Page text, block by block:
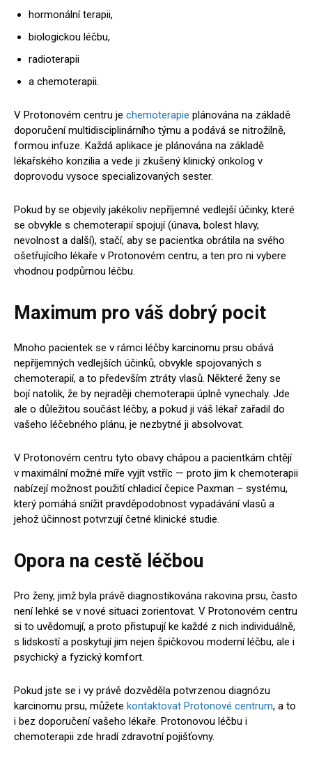
hormonální terapii,
biologickou léčbu,
radioterapii
a chemoterapii.
V Protonovém centru je chemoterapie plánována na základě
doporučení multidisciplinárního týmu a podává se nitrožilně,
formou infuze. Každá aplikace je plánována na základě
lékařského konzilia a vede ji zkušený klinický onkolog v
doprovodu vysoce specializovaných sester.
Pokud by se objevily jakékoliv nepříjemné vedlejší účinky, které
se obvykle s chemoterapií spojují (únava, bolest hlavy,
nevolnost a další), stačí, aby se pacientka obrátila na svého
ošetřujícího lékaře v Protonovém centru, a ten pro ni vybere
vhodnou podpůrnou léčbu.
Maximum pro váš dobrý pocit
Mnoho pacientek se v rámci léčby karcinomu prsu obává
nepříjemných vedlejších účinků, obvykle spojovaných s
chemoterapií, a to především ztráty vlasů. Některé ženy se
bojí natolik, že by nejraději chemoterapii úplně vynechaly. Jde
ale o důležitou součást léčby, a pokud ji váš lékař zařadil do
vašeho léčebného plánu, je nezbytné ji absolvovat.
V Protonovém centru tyto obavy chápou a pacientkám chtějí
v maximální možné míře vyjít vstříc — proto jim k chemoterapii
nabízejí možnost použití chladicí čepice Paxman – systému,
který pomáhá snížit pravděpodobnost vypadávání vlasů a
jehož účinnost potvrzují četné klinické studie.
Opora na cestě léčbou
Pro ženy, jimž byla právě diagnostikována rakovina prsu, často
není lehké se v nové situaci zorientovat. V Protonovém centru
si to uvědomují, a proto přistupují ke každé z nich individuálně,
s lidskostí a poskytují jim nejen špičkovou moderní léčbu, ale i
psychický a fyzický komfort.
Pokud jste se i vy právě dozvěděla potvrzenou diagnózu
karcinomu prsu, můžete kontaktovat Protonové centrum, a to
i bez doporučení vašeho lékaře. Protonovou léčbu i
chemoterapii zde hradí zdravotní pojišťovny.